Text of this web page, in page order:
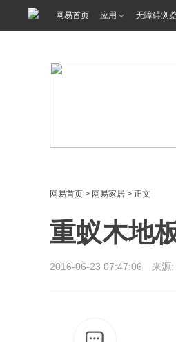
网易首页 应用 无障碍浏
网易首页 > 网易家居 > 正文
重蚁木地
2016-06-23 07:47:06 来源: